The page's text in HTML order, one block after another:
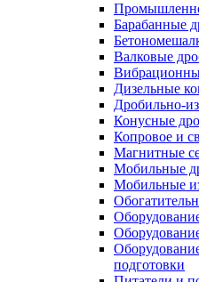
Барабанные
Валковые
Дизельные
Дробильно-
Конусные
Копровое и
Магнитные
Мобильные
Мобильные
подготовки